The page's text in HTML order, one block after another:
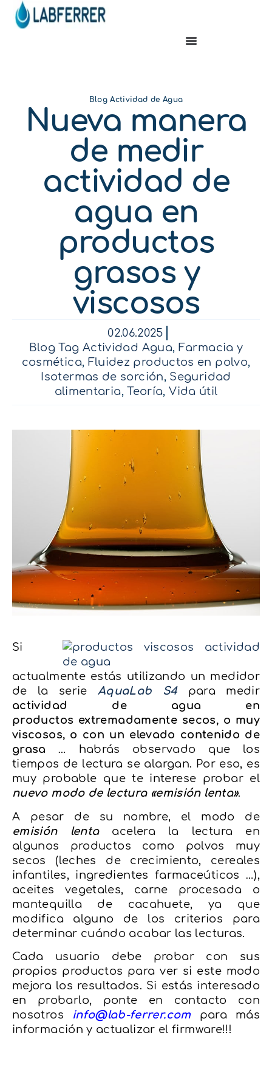
Blog Actividad de Agua
Nueva manera
de medir
actividad de
agua en
productos
grasos y
viscosos
02.06.2025
Blog Tag Actividad Agua, Farmacia y
cosmética, Fluidez productos en polvo,
Isotermas de sorción, Seguridad
alimentaria,Teoría,Vida útil
Si
actualmente estás utilizando un medidor
de la serie AquaLab S4 para medir
actividad de agua en
productos extremadamente secos, o muy
viscosos, o con un elevado contenido de
grasa … habrás observado que los
tiempos de lectura se alargan. Por eso, es
muy probable que te interese probar el
nuevo modo de lectura «emisión lenta».
A pesar de su nombre, el modo de
emisión
lentaacelera la lectura en
algunos productos como polvos muy
secos (leches de crecimiento, cereales
infantiles, ingredientes farmaceúticos …),
aceites vegetales, carne procesada o
mantequilla de cacahuete, ya que
modifica alguno de los criterios para
determinar cuándo acabar las lecturas.
Cada usuario debe probar con sus
propios productos para ver si este modo
mejora los resultados. Si estás interesado
en probarlo, ponte en contacto con
nosotros
info@lab-ferrer.compara más
información y actualizar el firmware!!!